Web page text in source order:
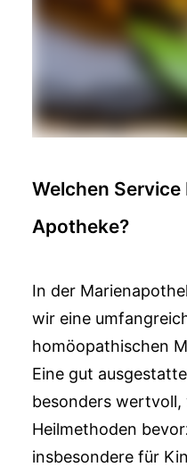
Welchen
Apotheke?
In der
wir eine
homöopathischen
Eine gut
besonders
Heilmethoden
insbesondere für